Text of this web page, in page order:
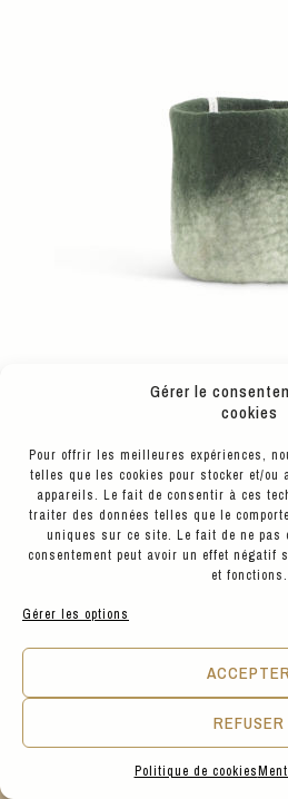
Gérer le
cookies
Pour offrir les meilleures expériences,
telles que les cookies pour stocker et/ou
appareils. Le fait de consentir à ces
traiter des données telles que le
uniques sur ce site. Le fait de ne pas
consentement peut avoir un effet
et fonctions.
Gérer les options
REFUSER
Politique de cookies
Découvrez
Chez Hyppairs, chaque
pour durer et
Explorez notre sélection